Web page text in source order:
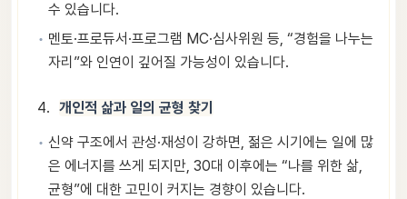
수 있습니다.
멘토·프로듀서·프로그램 MC·심사위원 등, “경험을 나누는
자리”와 인연이 깊어질 가능성이 있습니다.
개인적 삶과 일의 균형 찾기
신약 구조에서 관성·재성이 강하면, 젊은 시기에는 일에 많
은 에너지를 쓰게 되지만, 30대 이후에는 “나를 위한 삶,
균형”에 대한 고민이 커지는 경향이 있습니다.